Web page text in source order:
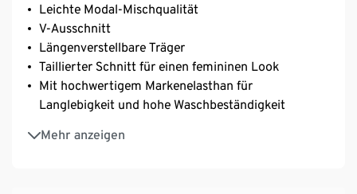
Leichte Modal-Mischqualität
V-Ausschnitt
Längenverstellbare Träger
Taillierter Schnitt für einen femininen Look
Mit hochwertigem Markenelasthan für
Langlebigkeit und hohe Waschbeständigkeit
Mehr anzeigen
Natürlicher, hautfreundlicher und
temperaturregulierender Baumwoll-Modal-Mix